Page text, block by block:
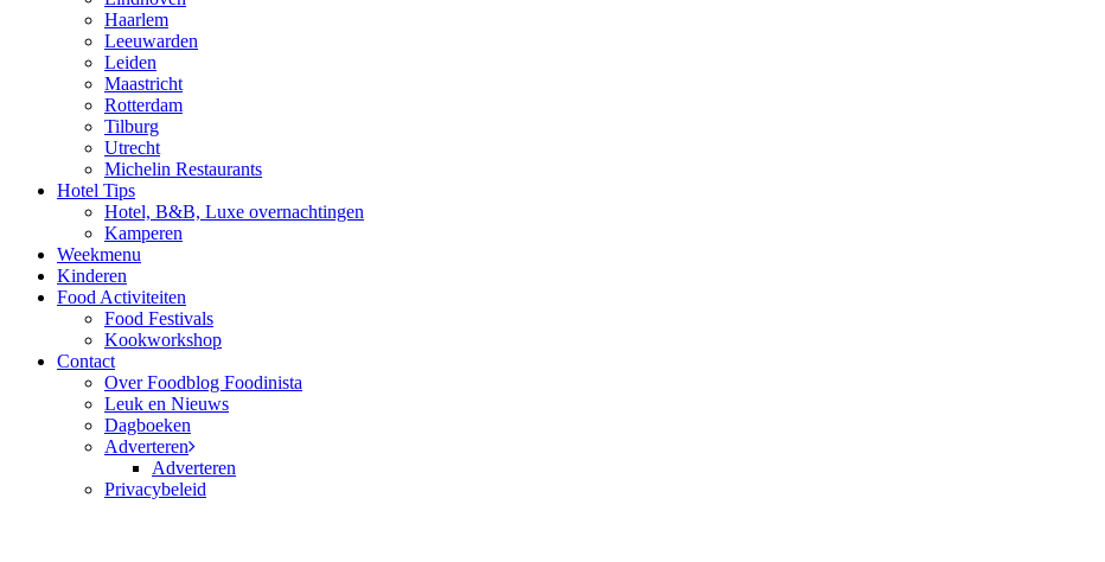
Haarlem
Leeuwarden
Leiden
Maastricht
Rotterdam
Tilburg
Utrecht
Michelin Restaurants
Hotel Tips
Hotel, B&B, Luxe overnachtingen
Kamperen
Weekmenu
Kinderen
Food Activiteiten
Food Festivals
Kookworkshop
Contact
Over Foodblog Foodinista
Leuk en Nieuws
Dagboeken
Adverteren
Adverteren
Privacybeleid